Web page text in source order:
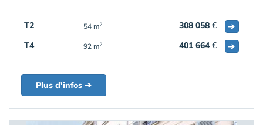
T2 54 m2 308 058 €
➔
T4
92 m2 401 664€ ➔
Plus d'infos ➔